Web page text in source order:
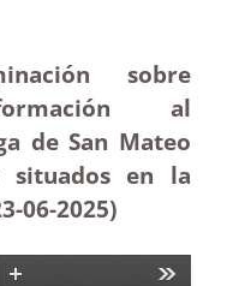
sobre
al
de San Mateo
situados en la
06-2025)